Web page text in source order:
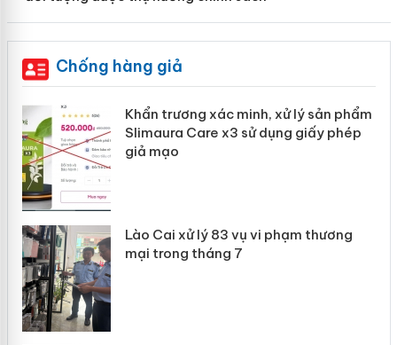
Chống hàng giả
Khẩn trương xác minh, xử lý sản phẩm
Slimaura Care x3 sử dụng giấy phép
giả mạo
Lào Cai xử lý 83 vụ vi phạm thương
mại trong tháng 7